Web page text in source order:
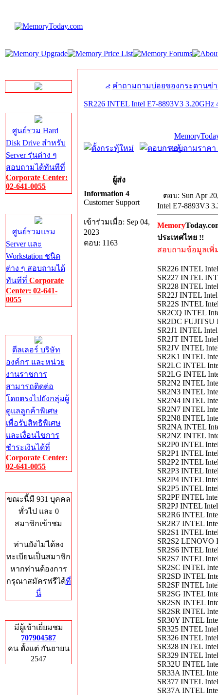
ศูนย์รวม Hard
Disk Drive สำหรับ
Server รุ่นต่าง ๆ
สอบถามได้ทันทีที่
Corporate Center:
02-641-0055
ศูนย์รวมแรม
Server และ
Workstation ชนิด
ต่าง ๆ สอบถามได้
ทันทีที่ Corporate
Center: 02-641-
0055
ดีลเลอร์ บริษัท
องค์กร และหน่วย
งานราชการ
สามารถติดต่อ
โดยตรงไปยังกลุ่มผู้
ดูแลลูกค้าพิเศษ
เพื่อรับสิทธิพิเศษ
และเงื่อนไขการ
ชำระเงินได้ที่
Corporate Center:
02-641-0055
ขณะนี้มี 931 บุคคล
ทั่วไป และ 0
สมาชิกเข้าชม
ท่านยังไม่ได้ลง
ทะเบียนเป็นสมาชิก
หากท่านต้องการ
กรุณาสมัครฟรีได้ที่
นี่
มีผู้เข้าเยี่ยมชม
707904587
คน ตั้งแต่ กันยายน
2547
คำถามถามบ่อยของกระดานข่
SR226 INTEL Intel E7-8893V3 3.20GHz
สอบถามราคา
ผู้ส่ง
Information 4
Customer Support
เข้าร่วมเมื่อ: Sep 04,
2023
ตอบ: 1163
ตอบ: Sun Apr
Intel E7-8893V3
Memory
ประเทศไทย !!
สอบถามข้อมูลเพิ่
SR226 INTEL
SR227 INTEL
SR228 INTEL
SR22J INTEL
SR22S INTEL
SR2CQ INTEL
SR2DC FUJITSU
SR2J1 INTEL
SR2JT INTEL
SR2JV INTEL
SR2K1 INTEL
SR2LC INTEL
SR2LG INTEL
SR2N2 INTEL
SR2N3 INTEL
SR2N4 INTEL
SR2N7 INTEL
SR2N8 INTEL
SR2NA INTEL
SR2NZ INTEL
SR2P0 INTEL
SR2P1 INTEL
SR2P2 INTEL
SR2P3 INTEL
SR2P4 INTEL
SR2P5 INTEL
SR2PF INTEL
SR2PJ INTEL
SR2R6 INTEL
SR2R7 INTEL
SR2S1 INTEL
SR2S2 LENOVO
SR2S6 INTEL
SR2S7 INTEL
SR2SC INTEL
SR2SD INTEL
SR2SF INTEL
SR2SG INTEL
SR2SN INTEL
SR2SR INTEL
SR30Y INTEL
SR325 INTEL
SR326 INTEL
SR328 INTEL
SR329 INTEL
SR32U INTEL
SR33A INTEL
SR377 INTEL
SR37A INTEL